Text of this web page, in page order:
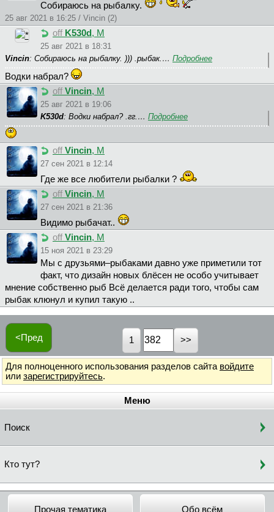
Собираюсь на рыбалку.
25 авг 2021 в 16:25 / Vincin (2)
off K530d, М
25 авг 2021 в 18:31
Vincin: Собираюсь на рыбалку. ))) .рыбак.… Подробнее
Водки набрал?
off Vincin, М
25 авг 2021 в 19:06
K530d: Водки набрал? .гг.… Подробнее
off Vincin, М
27 сен 2021 в 12:14
Где же все любители рыбалки ?
off Vincin, М
27 сен 2021 в 21:36
Видимо рыбачат..
off Vincin, М
15 ноя 2021 в 23:29
Мы с друзьями–рыбаками давно уже приметили тот
факт, что дизайн новых блёсен не особо учитывает
мнение собственно рыб Всё делается ради того, чтобы сам
рыбак клюнул и купил такую ..
<Пред 1
Для полноценного использования разделов сайта войдите
или зарегистрируйтесь.
Меню
Поиск
Кто тут?
Прочая тематика Обо всём